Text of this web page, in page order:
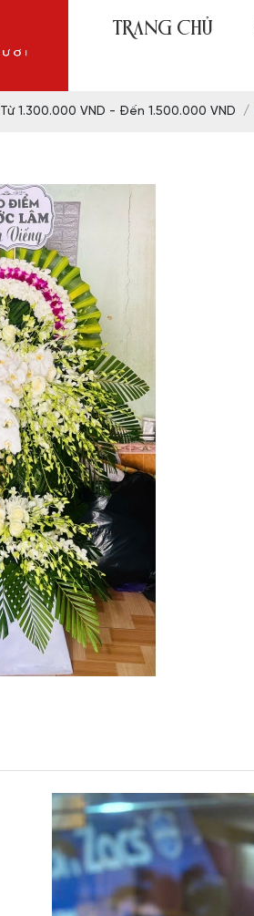
TRANG CHỦ
Từ 1.300.000 VND - Đến 1.500.000 VND